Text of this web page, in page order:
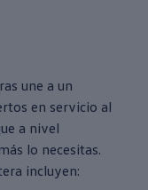
une a un
en servicio al
a nivel
lo necesitas.
incluyen: